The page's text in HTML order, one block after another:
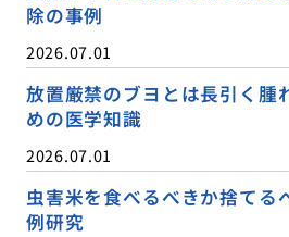
除の事例
2026.07.01
放置厳禁のブヨとは長引く腫
めの医学知識
2026.07.01
虫害米を食べるべきか捨てる
例研究